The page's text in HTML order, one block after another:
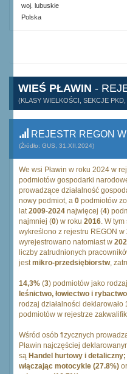
woj. lubuskie
Polska
WIEŚ PŁAWIN -
(KLASY WIELKOŚCI, SEKCJE
REJESTR REGON
(Źródło: GUS, 31.XII.2024)
We wsi Pławin w roku 2024 w
podmiotów gospodarki
prowadzące działalność
nowy podmiot, a 0 podmiotów
lat2009-2024 najwięcej (4)
najmniej (0) w roku 2016. W
wykreślono z rejestru REGON w
wyrejestrowano natomiast w
liczby zatrudnionych
jestmikro-przedsiębiorstw,
14,3% (3) podmiotów jako
leśnictwo, łowiectwo i rybactwo
rodzaj działalności deklarowało
podmiotów w rejestrze
Wśród osób fizycznych
Pławin najczęściej
są Handel hurtowy i
włączając motocykle (27.8%)